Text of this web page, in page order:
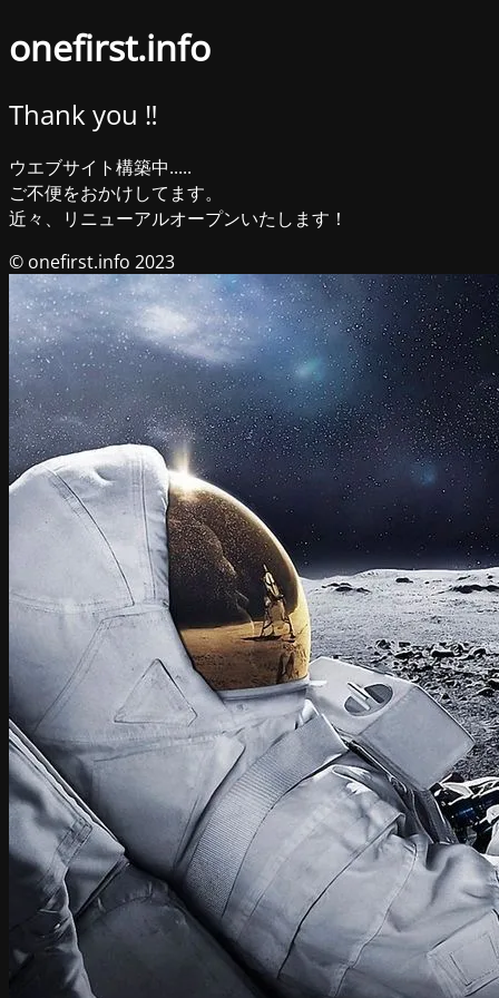
onefirst.info
Thank you ‼︎
ウエブサイト構築中.....
ご不便をおかけしてます。
近々、リニューアルオープンいたします！
© onefirst.info 2023